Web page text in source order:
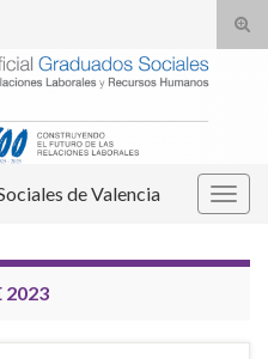
el
de Valencia
2023